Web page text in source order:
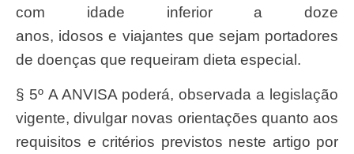
com idade inferior a doze
anos, idosos e viajantes que sejam portadores
de doenças que requeiram dieta especial.
§ 5º A ANVISA poderá, observada a legislação
vigente, divulgar novas orientações quanto aos
requisitos e critérios previstos neste artigo por